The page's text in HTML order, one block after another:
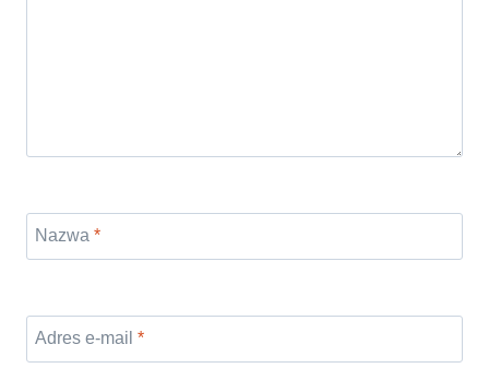
Nazwa *
Adres e-mail *